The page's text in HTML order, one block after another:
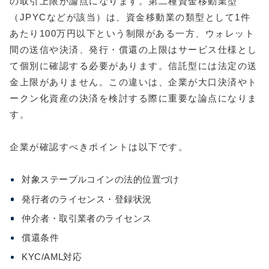
（JPYCなどが該当）は、資金移動業の類型として1件
あたり100万円以下という制限がある一方、ウォレット
間の送信や決済、発行・償還の上限はサービス仕様とし
て個別に確認する必要があります。信託型には法定の送
金上限がありません。この違いは、企業が大口決済やト
ークン化資産の決済を検討する際に重要な論点になりま
す。
企業が確認すべきポイントは以下です。
対象ステーブルコインの法的位置づけ
発行者のライセンス・登録状況
仲介者・取引業者のライセンス
償還条件
KYC/AML対応